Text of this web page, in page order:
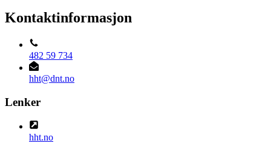
Kontaktinformasjon
482 59 734
hht@dnt.no
Lenker
hht.no